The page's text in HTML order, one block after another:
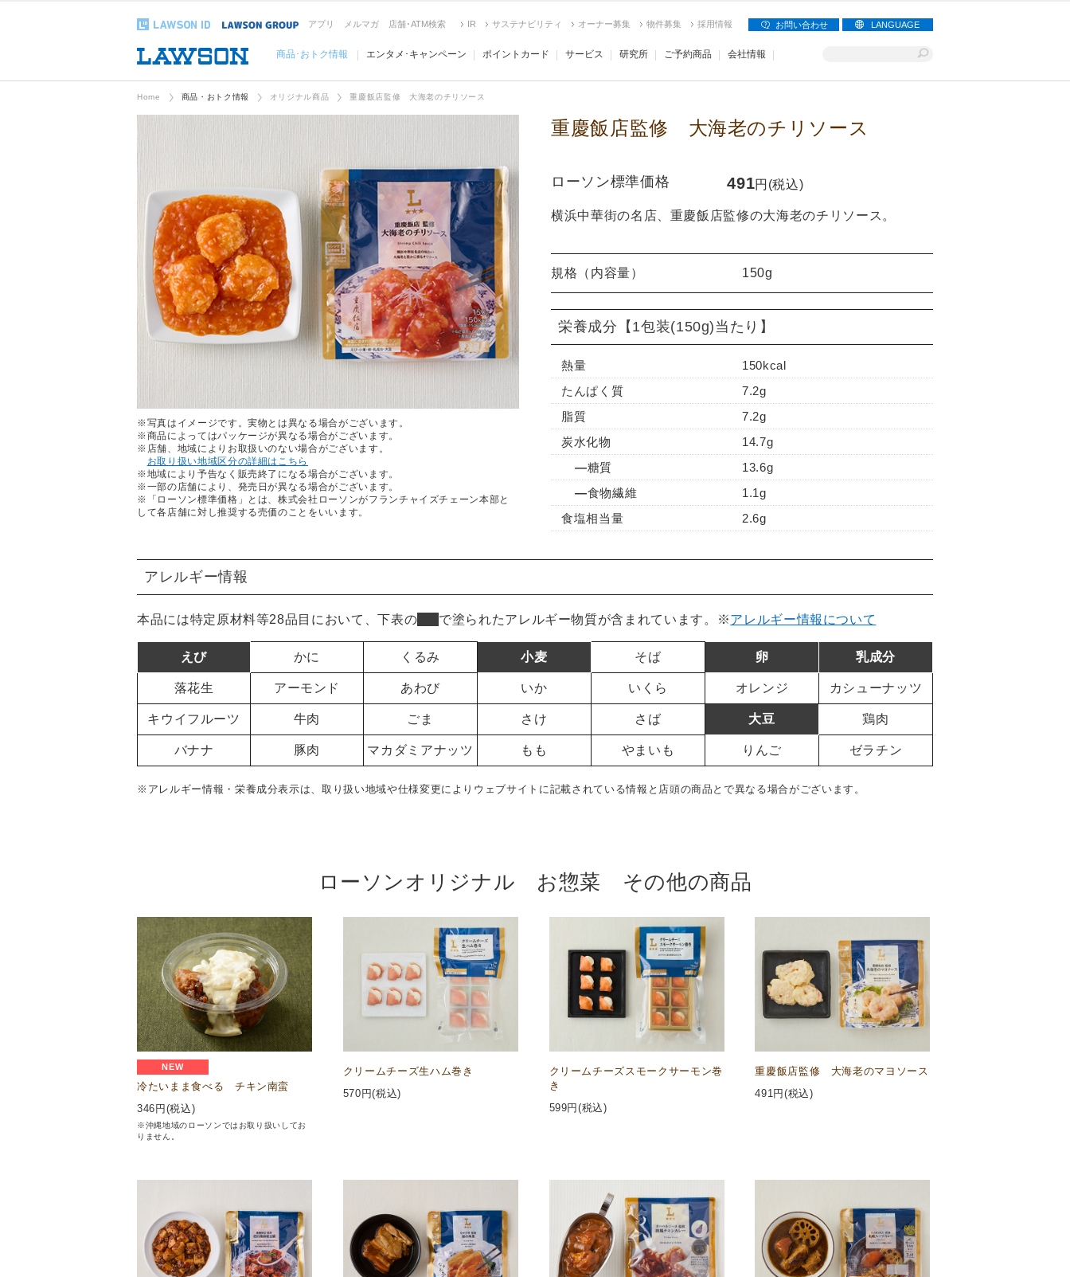
アプリ メルマガ 店舗･ATM検索 IR サステナビリティ オーナー募集 物件募集 採用情報 お問い合わせ LANGUAGE
商品･おトク情報 エンタメ･キャンペーン ポイントカード サービス 研究所 ご予約商品 会社情報
Home 商品・おトク情報 オリジナル商品 重慶飯店監修 大海老のチリソース
※写真はイメージです。実物とは異なる場合がございます。
※商品によってはパッケージが異なる場合がございます。
※店舗、地域によりお取扱いのない場合がございます。
お取り扱い地域区分の詳細はこちら
※地域により予告なく販売終了になる場合がございます。
※一部の店舗により、発売日が異なる場合がございます。
※「ローソン標準価格」とは、株式会社ローソンがフランチャイズチェーン本部と
して各店舗に対し推奨する売価のことをいいます。
重慶飯店監修 大海老のチリソース
ローソン標準価格 491円(税込)
横浜中華街の名店、重慶飯店監修の大海老のチリソース。
規格（内容量） 150g
栄養成分 【1包装(150g)当たり】
熱量
150kcal
たんぱく質
7.2g
脂質
7.2g
炭水化物
14.7g
糖質
13.6g
食物繊維
1.1g
食塩相当量
2.6g
アレルギー情報
本品には特定原材料等28品目において、下表の で塗られたアレルギー物質が含まれています。 ※アレルギー情報について
えび かに くるみ 小麦 そば 卵 乳成分
落花生 アーモンド あわび いか いくら オレンジ カシューナッツ
キウイフルーツ 牛肉 ごま さけ さば 大豆 鶏肉
バナナ 豚肉 マカダミアナッツ もも やまいも りんご ゼラチン
※アレルギー情報・栄養成分表示は、取り扱い地域や仕様変更によりウェブサイトに記載されている情報と店頭の商品とで異なる場合がございます。
ローソンオリジナル お惣菜 その他の商品
NEW
冷たいまま食べる チキン南蛮
346 円(税込)
※沖縄地域のローソンではお取り扱いしてお
りません。
クリームチーズ生ハム巻き
570 円(税込)
クリームチーズスモークサーモン巻
き
599円(税込)
重慶飯店監修 大海老のマヨソース
491円(税込)